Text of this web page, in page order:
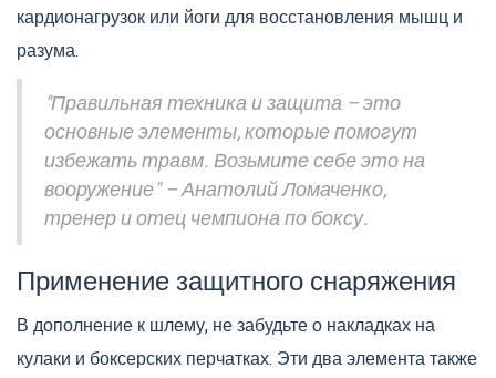
кардионагрузок или йоги для восстановления мышц и
разума.
"Правильная техника и защита – это
основные элементы, которые помогут
избежать травм. Возьмите себе это на
вооружение" – Анатолий Ломаченко,
тренер и отец чемпиона по боксу.
Применение защитного снаряжения
В дополнение к шлему, не забудьте о накладках на
кулаки и боксерских перчатках. Эти два элемента также